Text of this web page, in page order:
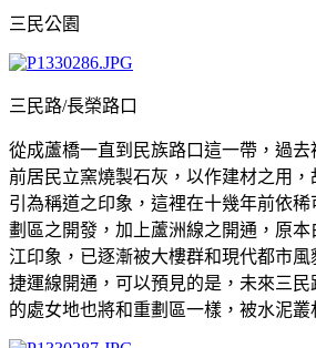
三民公園
三民路/長榮路口
從成蘆橋一直到民族路口這一帶，過
前居民立窯燒製石灰，以作建材之用
引為稱道之印象，這裡在十幾年前依
劃區之開發，加上蘆洲線之開通，原
江印象，已逐漸被大樓群和現代都市
捷運線開通，可以預見的是，未來三
的處女地也將和重劃區一樣，被水泥叢